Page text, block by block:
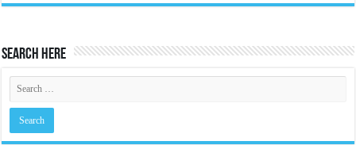
Search Here